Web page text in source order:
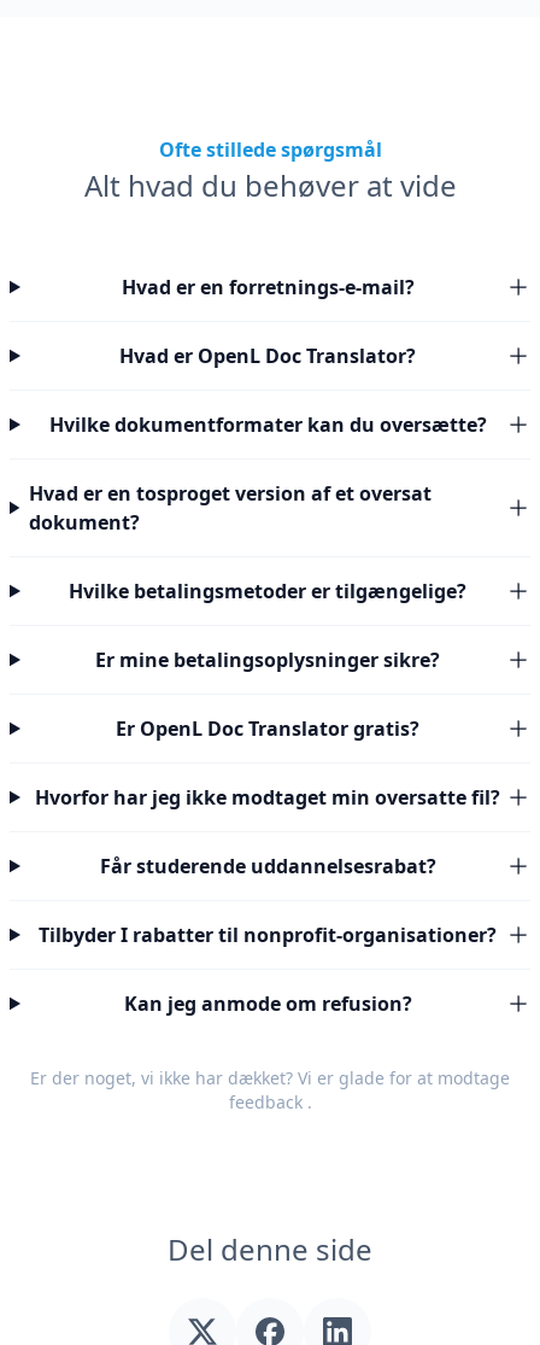
Ofte stillede spørgsmål
Alt hvad du behøver at vide
Hvad er en forretnings-e-mail?
Hvad er OpenL Doc Translator?
Hvilke dokumentformater kan du oversætte?
Hvad er en tosproget version af et oversat
dokument?
Hvilke betalingsmetoder er tilgængelige?
Er mine betalingsoplysninger sikre?
Er OpenL Doc Translator gratis?
Hvorfor har jeg ikke modtaget min oversatte fil?
Får studerende uddannelsesrabat?
Tilbyder I rabatter til nonprofit-organisationer?
Kan jeg anmode om refusion?
Er der noget, vi ikke har dækket? Vi er glade for at modtage
feedback.
Del denne side